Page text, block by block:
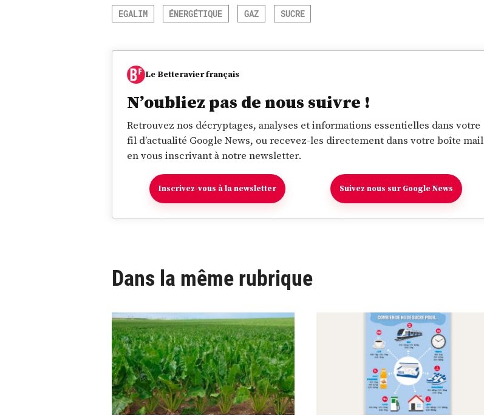
EGALIM ÉNERGÉTIQUE GAZ SUCRE
Le Betteravier français
N’oubliez pas de nous suivre !
Retrouvez nos décryptages, analyses et informations essentielles dans votre
fil d’actualité Google News, ou recevez-les directement dans votre boîte mail
en vous inscrivant à notre newsletter.
Inscrivez-vous à la newsletter Suivez nous sur Google News
Dans la même rubrique